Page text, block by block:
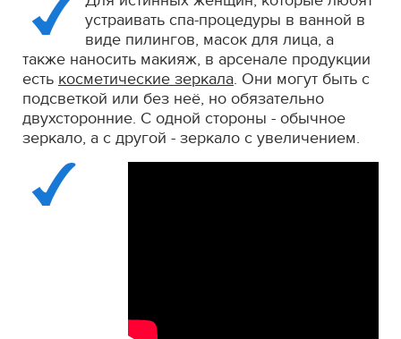
устраивать спа-процедуры в ванной в
виде пилингов, масок для лица, а
также наносить макияж, в арсенале продукции
есть косметические зеркала. Они могут быть с
подсветкой или без неё, но обязательно
двухсторонние. С одной стороны - обычное
зеркало, а с другой - зеркало с увеличением.